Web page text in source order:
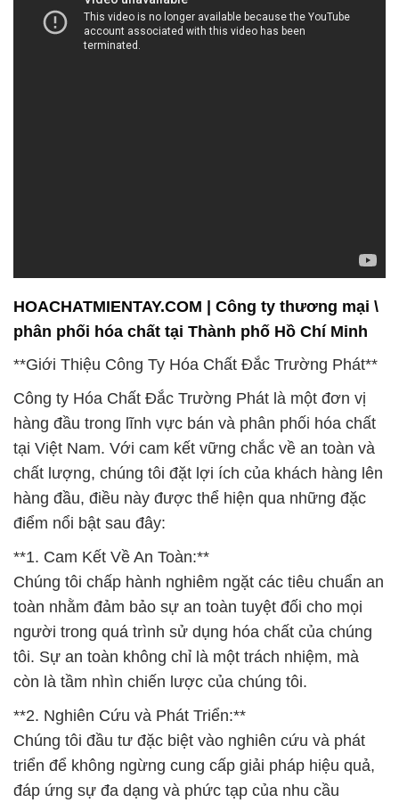
HOACHATMIENTAY.COM | Công ty thương mại \
phân phối hóa chất tại Thành phố Hồ Chí Minh
**Giới Thiệu Công Ty Hóa Chất Đắc Trường Phát**
Công ty Hóa Chất Đắc Trường Phát là một đơn vị
hàng đầu trong lĩnh vực bán và phân phối hóa chất
tại Việt Nam. Với cam kết vững chắc về an toàn và
chất lượng, chúng tôi đặt lợi ích của khách hàng lên
hàng đầu, điều này được thể hiện qua những đặc
điểm nổi bật sau đây:
**1. Cam Kết Về An Toàn:**
Chúng tôi chấp hành nghiêm ngặt các tiêu chuẩn an
toàn nhằm đảm bảo sự an toàn tuyệt đối cho mọi
người trong quá trình sử dụng hóa chất của chúng
tôi. Sự an toàn không chỉ là một trách nhiệm, mà
còn là tầm nhìn chiến lược của chúng tôi.
**2. Nghiên Cứu và Phát Triển:**
Chúng tôi đầu tư đặc biệt vào nghiên cứu và phát
triển để không ngừng cung cấp giải pháp hiệu quả,
đáp ứng sự đa dạng và phức tạp của nhu cầu